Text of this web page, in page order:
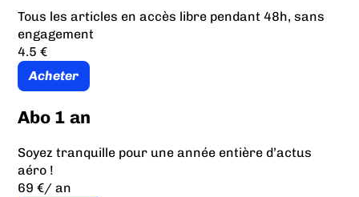
Tous les articles en accès libre pendant 48h, sans
engagement
4.5 €
Acheter
Abo 1 an
Soyez tranquille pour une année entière d’actus
aéro !
69 €/ an